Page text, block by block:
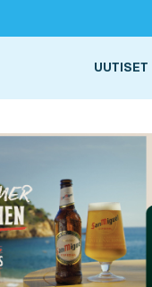
UUTISET